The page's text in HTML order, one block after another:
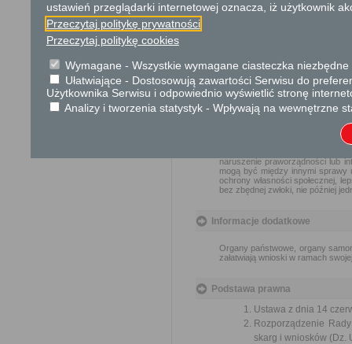
Opłata
Tryb odwoławczy
Brak
naruszenie praworządności lub
mogą być między innymi sprawy
ochrony własności społecznej,
bez zbędnej zwłoki, nie później
Informacje dodatkowe
Organy państwowe, organy
załatwiają wnioski w ramach
Podstawa prawna
Ustawa z dnia 14
Rozporządzenie
skarg i wniosków (Dz.
ustawień przeglądarki internetowej oznacza, iż użytkownik
Przeczytaj politykę prywatności
Przeczytaj politykę cookies
Wymagane - Wszystkie wymagane ciasteczka
Ułatwiające - Dostosowują zawartości Serwisu do
Użytkownika Serwisu i odpowiednio wyświetlić stronę
Analizy i tworzenia statystyk - Wpływają na wewnętrzne